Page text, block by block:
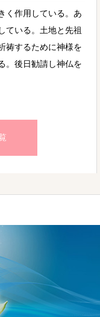
く作用している。あ
ている。土地と先祖
祷するために神様を
。後日勧請し神仏を